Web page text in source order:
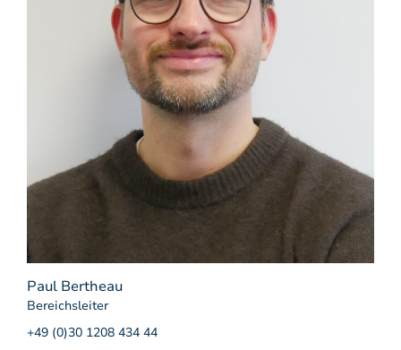
Paul Bertheau
Bereichsleiter
+49 (0)30 1208 434 44